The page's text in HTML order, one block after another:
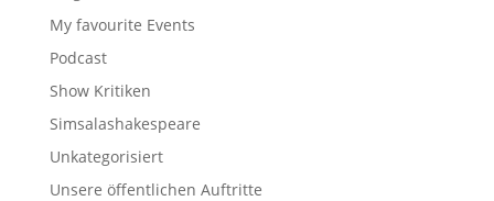
My favourite Events
Podcast
Show Kritiken
Simsalashakespeare
Unkategorisiert
Unsere öffentlichen Auftritte